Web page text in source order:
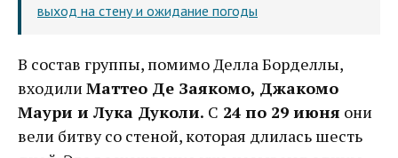
выход на стену и ожидание погоды
В состав группы, помимо Делла Борделлы,
входили Маттео Де Заякомо, Джакомо
Маури и Лука Дуколи. С 24 по 29 июня они
вели битву со стеной, которая длилась шесть